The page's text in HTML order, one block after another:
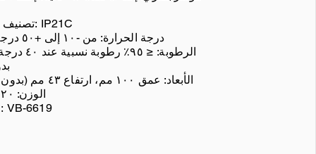
* تصنيف الحماية: IP21C
* درجة الحرارة: من -١٠ إلى +٥٠ درجة مئوية
* الأبعاد: عمق ١٠٠ مم، ارتفاع ٤٣ مم (بدون قاعدة)
* الوزن: ١٢٠ غرامًا
* القاعدة: VB-6619